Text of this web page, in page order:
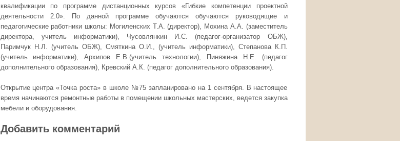
квалификации по программе дистанционных курсов «Гибкие компетенции проектной
деятельности 2.0». По данной программе обучаются обучаются руководящие и
педагогические работники школы: Могиленских Т.А. (директор), Мохина А.А. (заместитель
директора, учитель информатики), Чусовлянкин И.С. (педагог-организатор ОБЖ),
Паримчук Н.Л. (учитель ОБЖ), Смяткина О.И., (учитель информатики), Степанова К.П.
(учитель информатики), Архипов Е.В.(учитель технологии), Пиняжина Н.Е. (педагог
дополнительного образования), Кревский А.К. (педагог дополнительного образования).
Открытие центра «Точка роста» в школе №75 запланировано на 1 сентября. В настоящее
время начинаются ремонтные работы в помещении школьных мастерских, ведется закупка
мебели и оборудования.
Добавить комментарий